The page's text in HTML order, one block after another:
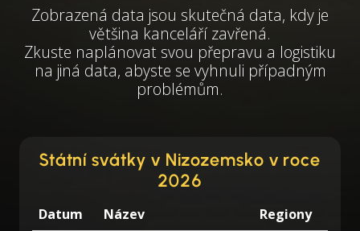
Zobrazená data jsou skutečná data, kdy je
většina kanceláří zavřená.
Zkuste naplánovat svou přepravu a logistiku
na jiná data, abyste se vyhnuli případným
problémům.
Státní svátky v Nizozemsko v roce
2026
Datum Název
Regiony